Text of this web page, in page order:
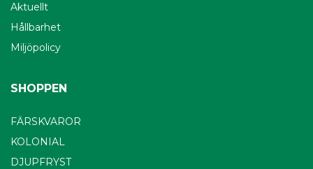
Aktuellt
Hållbarhet
Miljöpolicy
SHOPPEN
FÄRSKVAROR
KOLONIAL
DJUPFRYST